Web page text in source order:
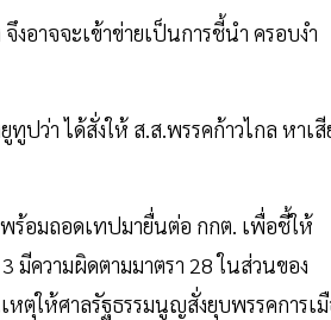
อาจจะเข้าข่ายเป็นการชี้นำ ครอบงำ
ว่า ได้สั่งให้ ส.ส.พรรคก้าวไกล หาเสี
ร้อมถอดเทปมายื่นต่อ กกต. เพื่อชี้ให้
มีความผิดตามมาตรา 28 ในส่วนของ
ตุให้ศาลรัฐธรรมนูญสั่งยุบพรรคการเ